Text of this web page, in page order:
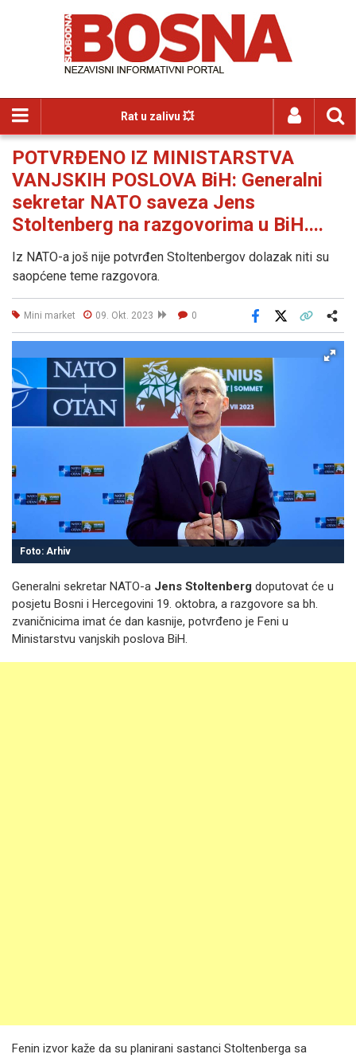
Rat u zalivu 💥
POTVRĐENO IZ MINISTARSTVA
VANJSKIH POSLOVA BiH: Generalni
sekretar NATO saveza Jens
Stoltenberg na razgovorima u BiH....
Iz NATO-a još nije potvrđen Stoltenbergov dolazak niti su
saopćene teme razgovora.
Mini market 09. Okt. 2023 0
Facebook
Foto: Arhiv
Generalni sekretar NATO-a Jens Stoltenberg doputovat će u
posjetu Bosni i Hercegovini 19. oktobra, a razgovore sa bh.
zvaničnicima imat će dan kasnije, potvrđeno je Feni u
Ministarstvu vanjskih poslova BiH.
Fenin izvor kaže da su planirani sastanci Stoltenberga sa